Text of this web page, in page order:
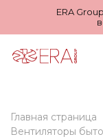
ERA
Главная страница
Вентиляторы